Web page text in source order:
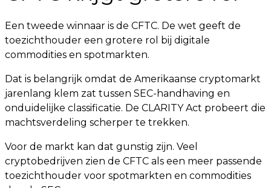
Een tweede winnaar is de CFTC. De wet geeft de
toezichthouder een grotere rol bij digitale
commodities en spotmarkten.
Dat is belangrijk omdat de Amerikaanse cryptomarkt
jarenlang klem zat tussen SEC-handhaving en
onduidelijke classificatie. De CLARITY Act probeert die
machtsverdeling scherper te trekken.
Voor de markt kan dat gunstig zijn. Veel
cryptobedrijven zien de CFTC als een meer passende
toezichthouder voor spotmarkten en commodities